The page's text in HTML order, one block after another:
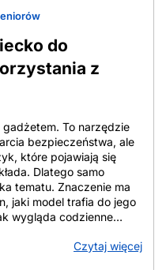
do
z
To narzędzie
bezpieczeństwa, ale
które pojawiają się
Dlatego samo
tematu. Znaczenie ma
jaki model trafia do jego
wygląda codzienne
pomagają ocenićCzytaj więcej